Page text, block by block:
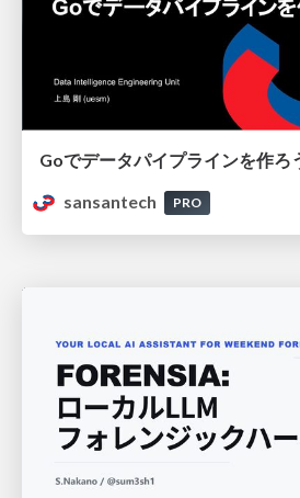
Goでデータパイプラインを作ろ
sansantech
PRO